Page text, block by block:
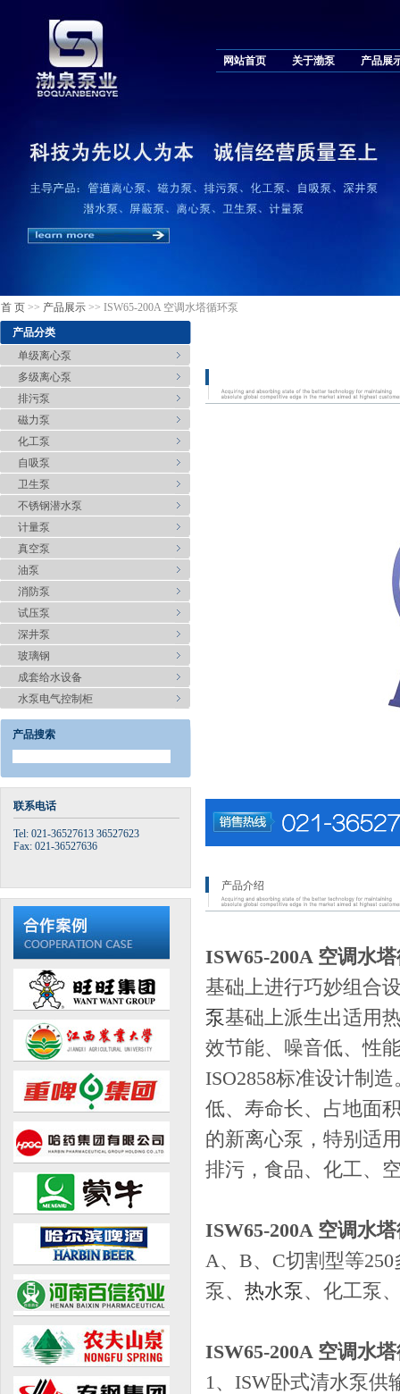
网站首页 关于渤泵 产品展
首 页 >> 产品展示 >> ISW65-200A 空调水塔循环泵
产品分类
单级离心泵
多级离心泵
排污泵
磁力泵
化工泵
自吸泵
卫生泵
不锈钢潜水泵
计量泵
真空泵
油泵
消防泵
试压泵
深井泵
玻璃钢
成套给水设备
水泵电气控制柜
产品搜索
联系电话
Tel: 021-36527613 36527623
Fax: 021-36527636
产品介绍
ISW65-200A 空调水
基础上进行巧妙组合
泵基础上派生出适用
效节能、噪音低、性
ISO2858标准设计制
低、寿命长、占地面
的新离心泵，特别适
排污，食品、化工、
ISW65-200A 空调水
A、B、C切割型等
泵、 热水泵、化工泵
ISW65-200A 空调水
1、ISW卧式清水泵供